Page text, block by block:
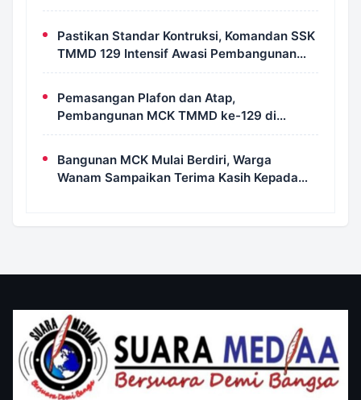
Selatan
Pastikan Standar Kontruksi, Komandan SSK
TMMD 129 Intensif Awasi Pembangunan
MCK di Wanam
Pemasangan Plafon dan Atap,
Pembangunan MCK TMMD ke-129 di
Kampung Wanam Hampir Rampung
Bangunan MCK Mulai Berdiri, Warga
Wanam Sampaikan Terima Kasih Kepada